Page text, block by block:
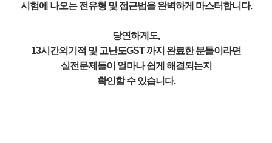
시험에 나오는 전유형 및 접근법을 완벽하게 마스터합니다.
당연하게도,
13시간의기적 및 고난도GST 까지 완료한 분들이라면
실전문제들이 얼마나 쉽게 해결되는지
확인할 수 있습니다.